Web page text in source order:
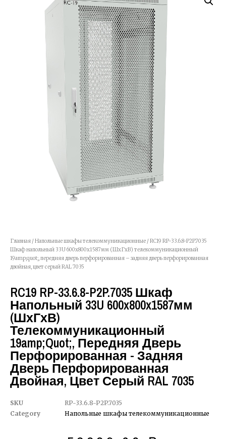
Главная /Напольные шкафы телекоммуникационные / RC19 RP-33.6.8-P2P.7035
Шкаф напольный 33U 600x800x1587мм (ШхГхВ) телекоммуникационный
19amp;quot;, передняя дверь перфорированная – задняя дверь перфорированная
двойная, цвет серый RAL 7035
RC19 RP-33.6.8-P2P.7035 Шкаф
Напольный 33U 600x800x1587мм
(ШхГхВ)
Телекоммуникационный
19amp;quot;, Передняя Дверь
Перфорированная - Задняя
Дверь Перфорированная
Двойная, Цвет Серый RAL 7035
SKU
RP-33.6.8-P2P.7035
Category
Напольные шкафы телекоммуникационные